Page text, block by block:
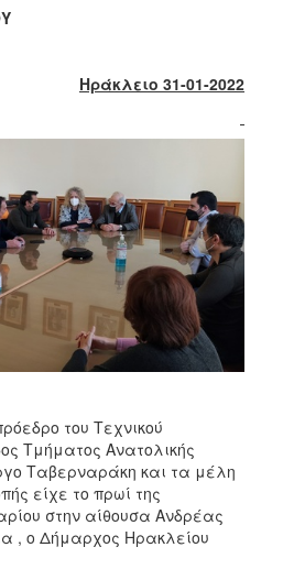
Ηράκλειο 31-01-2022
του Τεχνικού
Τμήματος Ανατολικής
Ταβερναράκη και τα μέλη
είχε το πρωί της
στην αίθουσα Ανδρέας
, ο Δήμαρχος Ηρακλείου